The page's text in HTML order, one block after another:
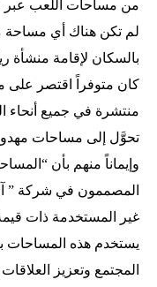
من مساحات اللعب عبر
لم تكن هناك أي مساحة
بالسكان لإقامة منشأة
كان متوفراً اقتصر على
منتشرة في جميع أنحاء
تحوَّل إلى مساحات
وإيماناً منهم بأن
المصممون في شركة ”
غير المستخدمة ذات
يستخدم هذه المساحات
المجتمع وتعزيز